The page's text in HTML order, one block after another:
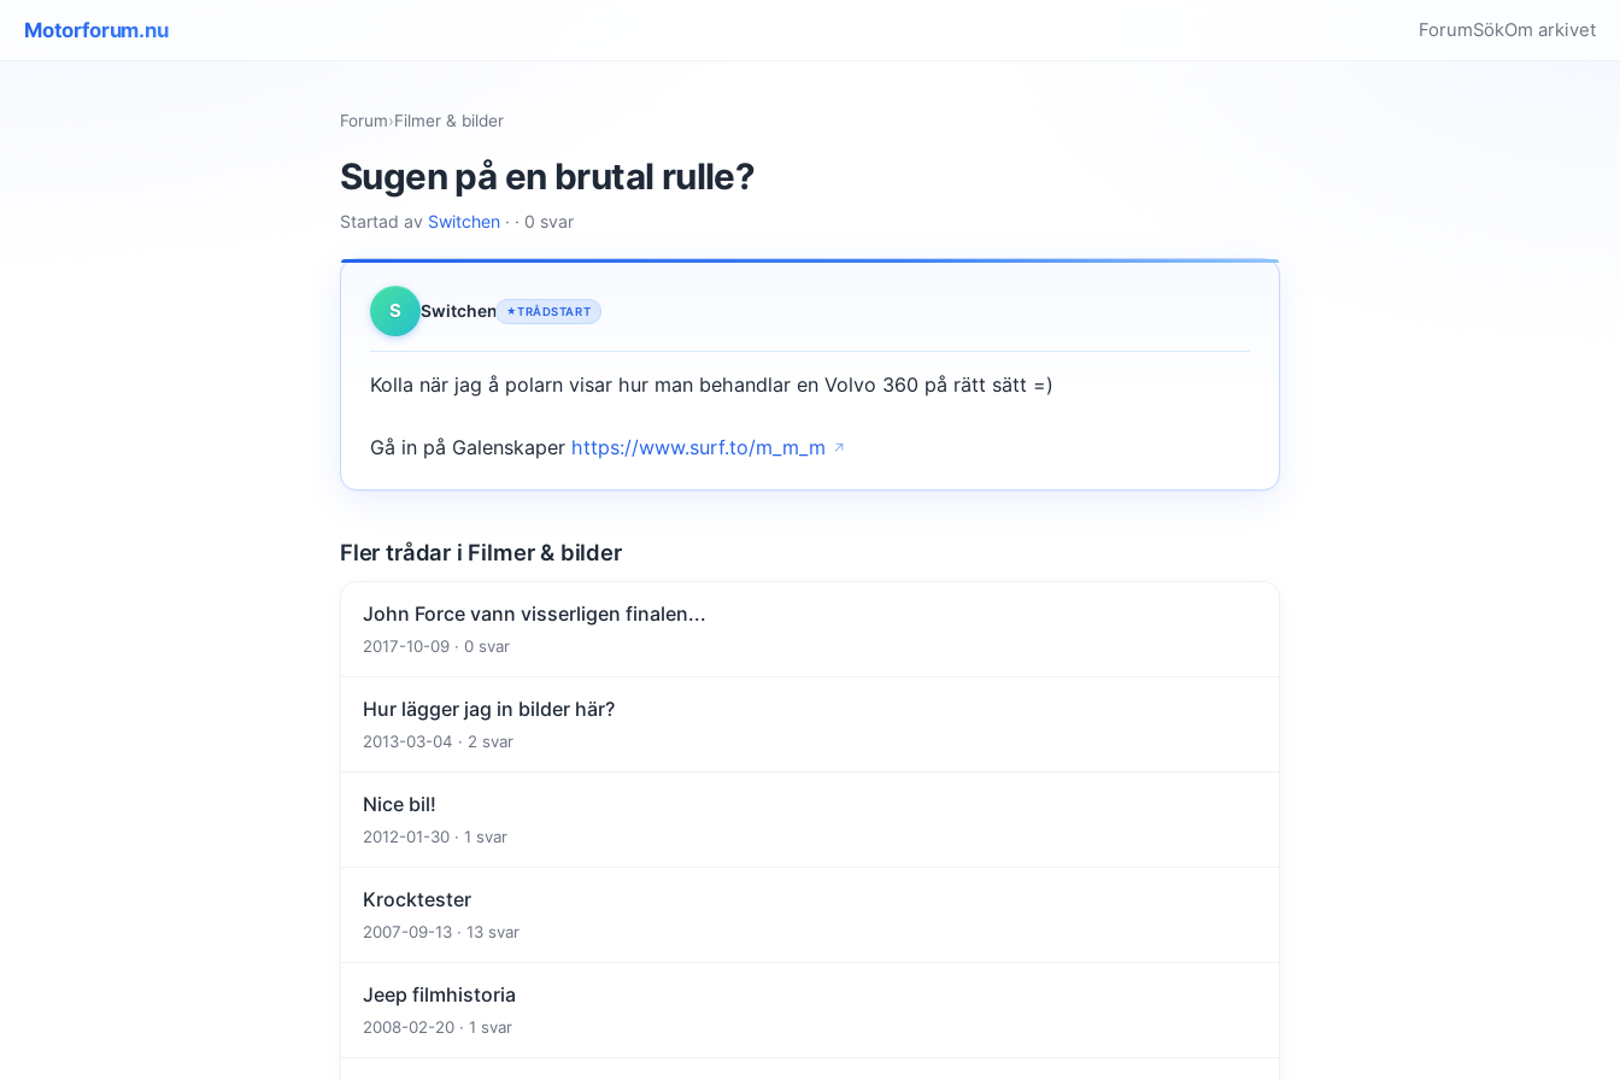
Motorforum.nu ForumSökOm arkivet
Forum›Filmer & bilder
Sugen på en brutal rulle?
Startad av Switchen · · 0 svar
S Switchen TRÅDSTART
Kolla när jag å polarn visar hur man behandlar en Volvo 360 på rätt sätt =)
Gå in på Galenskaper https://www.surf.to/m_m_m
Fler trådar i Filmer & bilder
John Force vann visserligen finalen...
2017-10-09 · 0 svar
Hur lägger jag in bilder här?
2013-03-04 · 2 svar
Nice bil!
2012-01-30 · 1 svar
Krocktester
2007-09-13 · 13 svar
Jeep filmhistoria
2008-02-20 · 1 svar